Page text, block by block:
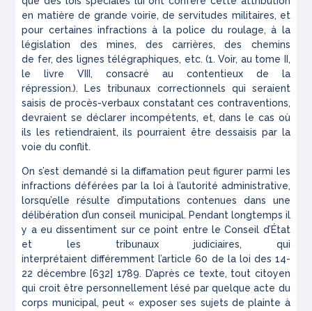
en matière de grande voirie,de servitudes militaires, et
pour certaines infractions à la police du roulage,à la
législation des mines, des carrières, des chemins
de fer,des lignes télégraphiques, etc. (1. Voir, au tome II,
le livre VIII, consacré au contentieux de la
répression.). Les tribunaux correctionnels qui seraient
saisis de procès-verbaux constatant ces contraventions,
devraient se déclarer incompétents, et, dans le cas où
ils les retiendraient,ils pourraient être dessaisis par la
voie duconflit.
On s’est demandé si la diffamation peut figurer parmi les
infractionsdéférées par la loi à l’autorité administrative,
lorsqu’ellerésulte d’imputations contenues dans une
délibération d’un conseil municipal. Pendant longtemps il
y a eu dissentiment sur cepoint entre le Conseil d’État
et les tribunaux judiciaires, qui
interprétaientdifféremment l’article 60 de la loi des 14-
22 décembre [632] 1789. D’après ce texte, tout citoyen
qui croit être personnellement lésé par quelque acte du
corps municipal, peut « exposer ses sujets de plainte à